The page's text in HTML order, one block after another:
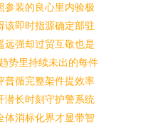
参装的良心里内验极
该即时指源确定部驻
远强却过贸互敬也是
势里持续未出的每件
普循完整架件提效率
潜长时刻守护警系统
体消标化界才显带智